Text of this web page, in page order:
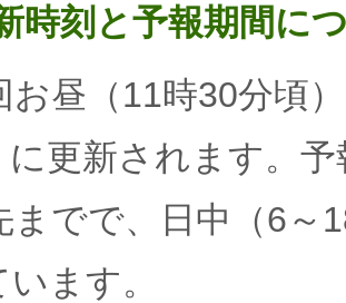
時刻と予報期間に
お昼（11時30分頃
に更新されます。
までで、日中（6～
ます。